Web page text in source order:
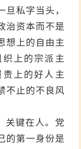
私字当头，
治资本而不是
想上的自由主
上的宗派主
上的好人主
不止的不良风
关键在人。党
的第一身份是